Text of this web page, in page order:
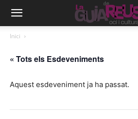
Inici
« Tots els Esdeveniments
Aquest esdeveniment ja ha passat.